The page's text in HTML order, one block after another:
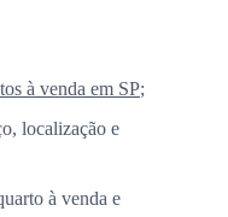
à venda em SP;
localização e
à venda e